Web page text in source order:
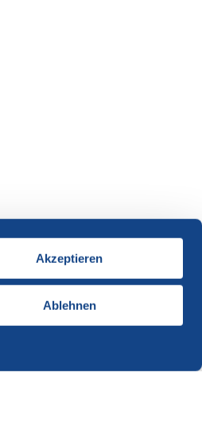
Akzeptieren
Ablehnen